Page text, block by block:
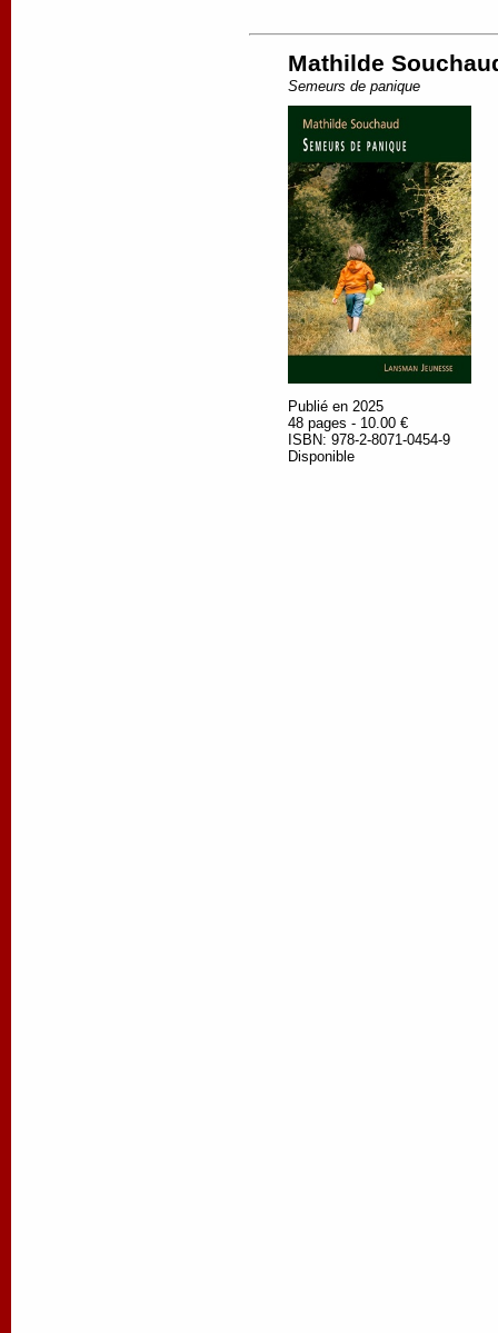
Mathilde
Semeurs de panique
Publié en 2025
48 pages - 10.00 €
ISBN: 978-2-8071-0454-9
Disponible